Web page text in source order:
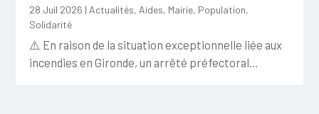
28 Juil 2026 | Actualités, Aides, Mairie, Population,
Solidarité
⚠️ En raison de la situation exceptionnelle liée aux
incendies en Gironde, un arrêté préfectoral...